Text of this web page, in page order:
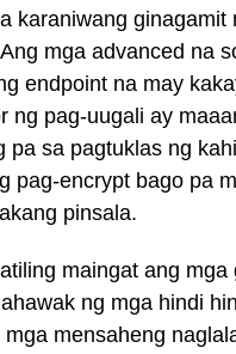
karaniwang ginagamit
mga advanced na
endpoint na may
ng pag-uugali ay
pa sa pagtuklas ng
pag-encrypt bago pa
pinsala.
maingat ang mga
ng mga hindi
mga mensaheng